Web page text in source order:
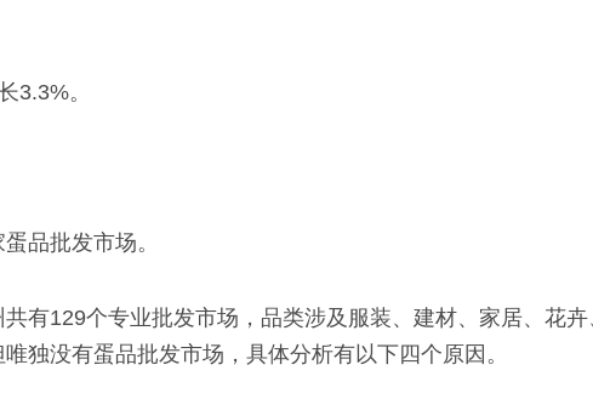
3.3%。
品批发市场。
有129个专业批发市场，品类涉及服装、建材、家居、花卉
独没有蛋品批发市场，具体分析有以下四个原因。